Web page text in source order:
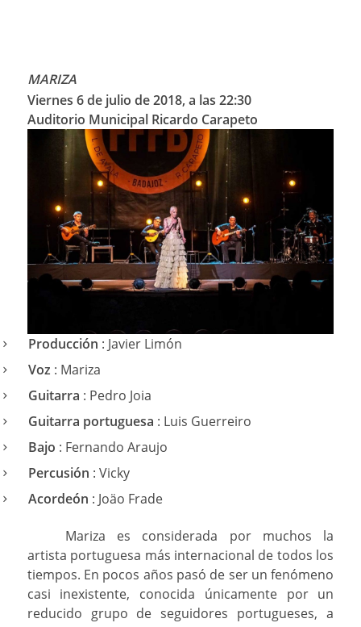
MARIZA
Viernes 6 de julio de 2018, a las 22:30
Auditorio Municipal Ricardo Carapeto
Producción : Javier Limón
Voz : Mariza
Guitarra : Pedro Joia
Guitarra portuguesa : Luis Guerreiro
Bajo : Fernando Araujo
Percusión : Vicky
Acordeón : Joäo Frade
Mariza es considerada por muchos la
artista portuguesa más internacional de todos los
tiempos. En pocos años pasó de ser un fenómeno
casi inexistente, conocida únicamente por un
reducido grupo de seguidores portugueses, a